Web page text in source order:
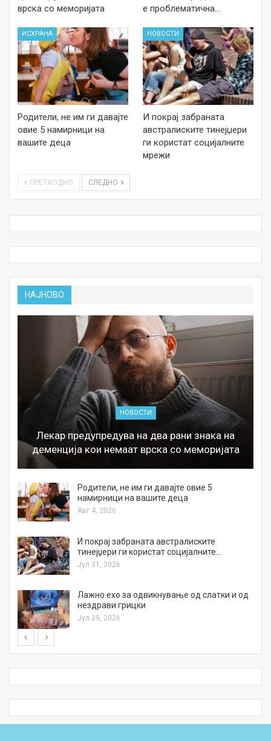
врска со меморијата
е проблематична…
ИСХРАНА
Родители, не им ги давајте
овие 5 намирници на
вашите деца
НОВОСТИ
И покрај забраната
австралиските тинејџери
ги користат социјалните
мрежи
ПРЕТХОДНО СЛЕДНО
НАЈНОВО
НОВОСТИ
Лекар предупредува на два рани знака на
деменција кои немаат врска со меморијата
Родители, не им ги давајте овие 5
намирници на вашите деца
Авг 4, 2026
И покрај забраната австралиските
тинејџери ги користат социјалните…
Јул 31, 2026
Лажно ехо за одвикнување од слатки и од
нездрави грицки
Јул 29, 2026